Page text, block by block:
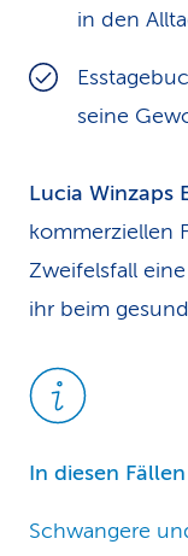
in den
seine
Lucia Winzaps
kommerziellen
Zweifelsfall
ihr beim
In diesen
Schwangere